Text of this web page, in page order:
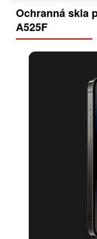
Ochranná skla
A525F